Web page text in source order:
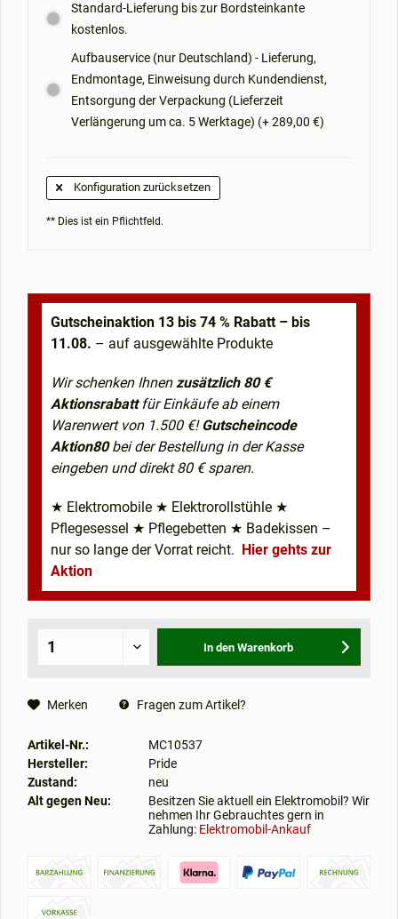
Standard-Lieferung bis zur Bordsteinkante
kostenlos.
Aufbauservice (nur Deutschland) - Lieferung,
Endmontage, Einweisung durch Kundendienst,
Entsorgung der Verpackung (Lieferzeit
Verlängerung um ca. 5 Werktage) (+ 289,00 €)
Konfiguration zurücksetzen
** Dies ist ein Pflichtfeld.
Gutscheinaktion 13 bis 74 % Rabatt – bis
11.08. – auf ausgewählte Produkte
Wir schenken Ihnenzusätzlich 80 €
Aktionsrabattfür Einkäufe ab einem
Warenwert von 1.500 €!Gutscheincode
Aktion80bei der Bestellung in der Kasse
eingeben und direkt 80 € sparen.
★ Elektromobile ★ Elektrorollstühle ★
Pflegesessel ★ Pflegebetten ★ Badekissen –
nur so lange der Vorrat reicht.
Hier gehts zur
Aktion
In den Warenkorb
Merken Fragen zum Artikel?
Artikel-Nr.:
MC10537
Hersteller:
Pride
Zustand:
neu
Alt gegen Neu:
Besitzen Sie aktuell ein Elektromobil? Wir
nehmen Ihr Gebrauchtes gern in
Zahlung: Elektromobil-Ankauf